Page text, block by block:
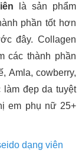
là sản phẩm
phần tốt hơn
đây. Collagen
các thành phần
Amla, cowberry,
làm đẹp da tuyệt
em phụ nữ 25+
dạng viên